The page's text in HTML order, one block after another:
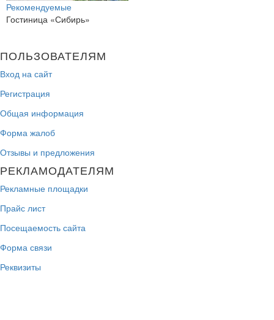
Рекомендуемые
Гостиница «Сибирь»
ПОЛЬЗОВАТЕЛЯМ
Вход на сайт
Регистрация
Общая информация
Форма жалоб
Отзывы и предложения
РЕКЛАМОДАТЕЛЯМ
Рекламные площадки
Прайс лист
Посещаемость сайта
Форма связи
Реквизиты